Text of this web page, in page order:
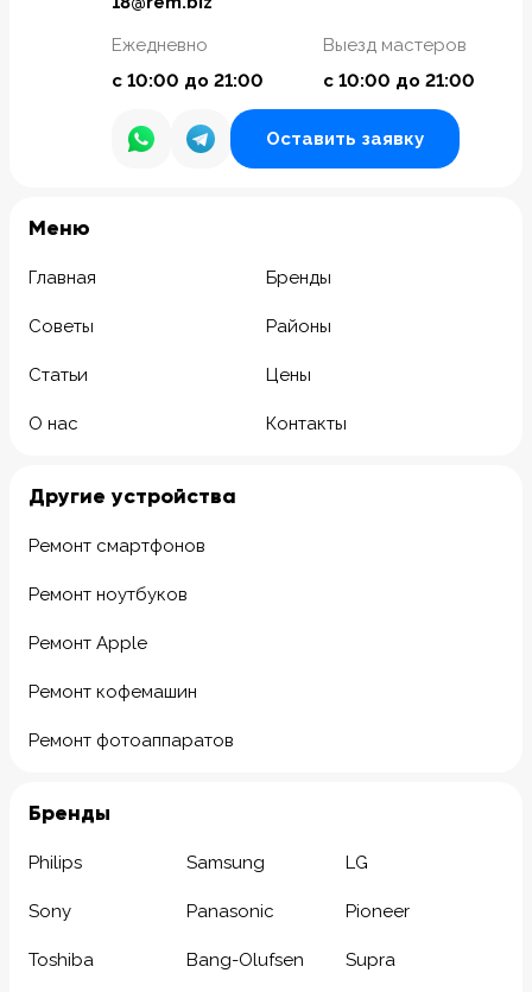
Ежедневно
с 10:00 до 21:00
Выезд мастеров
с 10:00 до 21:00
Оставить заявку
Meню
Главная Бренды
Советы Районы
Статьи Цены
О нас Контакты
Другие устройства
Ремонт смартфонов
Ремонт ноутбуков
Ремонт Apple
Ремонт кофемашин
Ремонт фотоаппаратов
Бренды
Philips Samsung LG
Sony Panasonic Pioneer
Toshiba Bang-Olufsen Supra